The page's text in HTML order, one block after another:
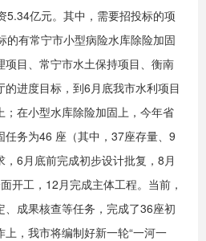
5.34亿元。其中，需要招投标的项
的有常宁市小型病险水库除险加固
目、常宁市水土保持项目、衡南
进度目标，到6月底我市水利项目
在小型水库除险加固上，今年省
务为46 座（其中，37座存量、9
6月底前完成初步设计批复，8月
开工，12月完成主体工程。当前，
成果核查等任务，完成了36座初
，我市将编制好新一轮“一河一